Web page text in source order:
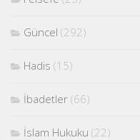
Güncel (292)
Hadis (15)
İbadetler (66)
İslam Hukuku (22)